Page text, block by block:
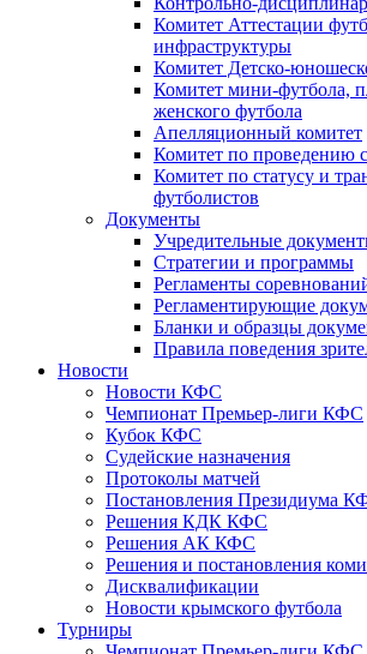
Комитет Аттестации
инфраструктуры
Комитет Детско-
Комитет мини-футбола,
женского футбола
Апелляционный комитет
Комитет по проведению
Комитет по статусу и
футболистов
Документы
Учредительные
Стратегии и программы
Регламенты
Регламентирующие
Бланки и образцы
Правила поведения
Новости
Новости КФС
Чемпионат Премьер-лиги КФС
Кубок КФС
Судейские назначения
Протоколы матчей
Постановления Президиума
Решения КДК КФС
Решения АК КФС
Решения и постановления
Дисквалификации
Новости крымского футбола
Турниры